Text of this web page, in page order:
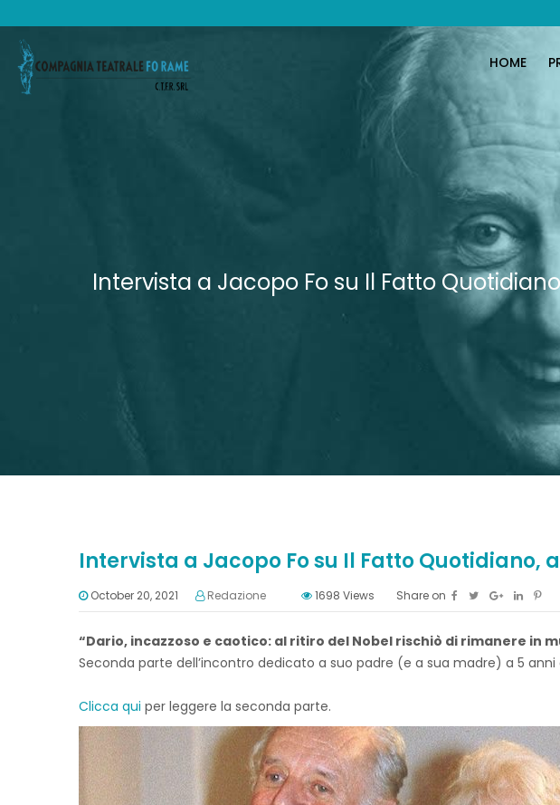
HOME
Intervista a Jacopo Fo su Il Fatto
Intervista a Jacopo Fo su Il Fatto Quotidiano,
October 20, 2021 Redazione 1698 Views Share on
“Dario, incazzoso e caotico: al ritiro del Nobel rischiò di rimanere in
Seconda parte dell’incontro dedicato a suo padre (e a sua madre) a 5
Clicca qui per leggere la seconda parte.